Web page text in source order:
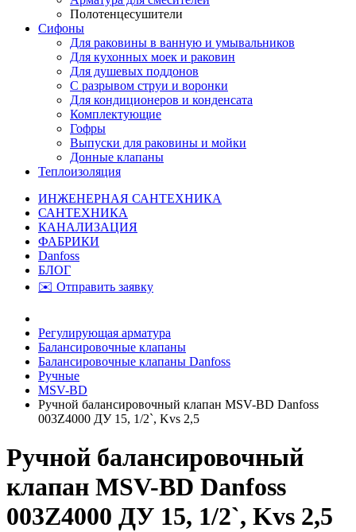
Полотенцесушители
Сифоны
Для раковины в ванную и умывальников
Для кухонных моек и раковин
Для душевых поддонов
С разрывом струи и воронки
Для кондиционеров и конденсата
Комплектующие
Гофры
Выпуски для раковины и мойки
Донные клапаны
Теплоизоляция
ИНЖЕНЕРНАЯ САНТЕХНИКА
САНТЕХНИКА
КАНАЛИЗАЦИЯ
ФАБРИКИ
Danfoss
БЛОГ
✉️ Отправить заявку
Регулирующая арматура
Балансировочные клапаны
Балансировочные клапаны Danfoss
Ручные
MSV-BD
Ручной балансировочный клапан MSV-BD Danfoss
003Z4000 ДУ 15, 1/2`, Kvs 2,5
Ручной балансировочный
клапан MSV-BD Danfoss
003Z4000 ДУ 15, 1/2`, Kvs 2,5